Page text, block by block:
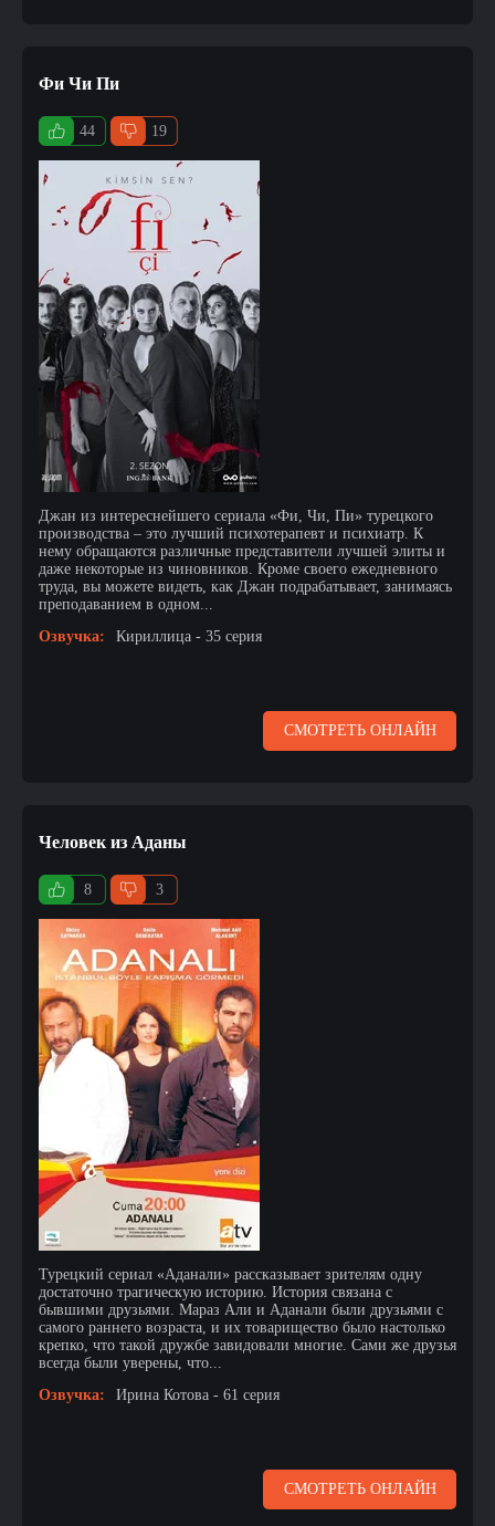
Фи Чи Пи
44 19
Джан из интереснейшего сериала «Фи, Чи, Пи» турецкого
производства – это лучший психотерапевт и психиатр. К
нему обращаются различные представители лучшей элиты и
даже некоторые из чиновников. Кроме своего ежедневного
труда, вы можете видеть, как Джан подрабатывает, занимаясь
преподаванием в одном...
Озвучка:
Кириллица - 35 серия
СМОТРЕТЬ ОНЛАЙН
Человек из Аданы
8 3
Турецкий сериал «Аданали» рассказывает зрителям одну
достаточно трагическую историю. История связана с
бывшими друзьями. Мараз Али и Аданали были друзьями с
самого раннего возраста, и их товарищество было настолько
крепко, что такой дружбе завидовали многие. Сами же друзья
всегда были уверены, что...
Озвучка:
Ирина Котова - 61 серия
СМОТРЕТЬ ОНЛАЙН